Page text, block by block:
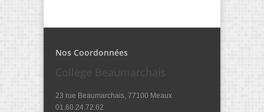
Nos Coordonnées
Collège Beaumarchais
23 rue Beaumarchais, 77100 Meaux
01.60.24.72.62